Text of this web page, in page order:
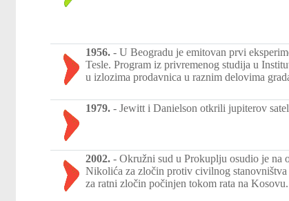
1956. - U Beogradu je emitovan prvi
Tesle. Program iz privremenog studija u
u izlozima prodavnica u raznim delovima
1979. - Jewitt i Danielson otkrili jupiterov
2002. - Okružni sud u Prokuplju osudio je na
Nikolića za zločin protiv civilnog
za ratni zločin počinjen tokom rata na Kosovu.